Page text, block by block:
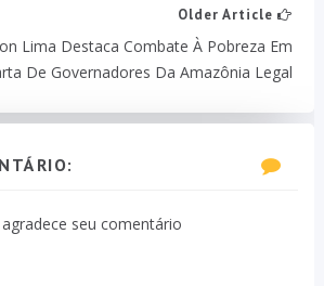
Older Article
Lima Destaca Combate À Pobreza Em
De Governadores Da Amazônia Legal
seu comentário